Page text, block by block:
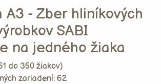
A3 - Zber hliníkových
SABI
na jedného žiaka
do 350 žiakov)
zariadení: 62